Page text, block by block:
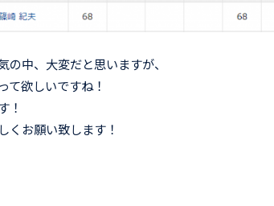
の中、大変だと思いますが、
て欲しいですね！
！
くお願い致します！